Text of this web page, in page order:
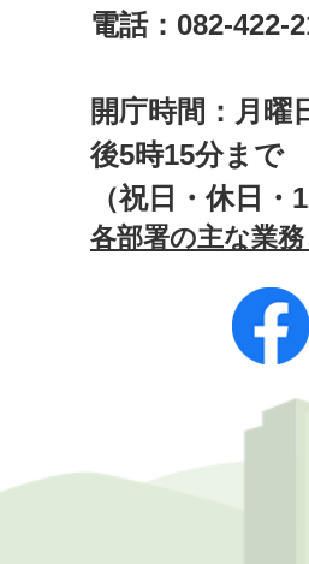
電話：082-422-
開庁時間：月曜
後5時15分まで
（祝日・休日
各部署の主な業